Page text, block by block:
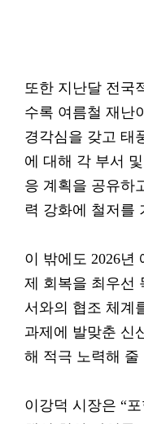
또한 지난달 전국
수록 여름철 재난
경각심을 갖고 태
에 대해 각 부서
응 계획을 공유하
력 강화에 철저를
이 밖에도 2026년
제 회복을 최우선
서와의 협조 체계
과제에 발맞춘 신
해 적극 노력해 줄
이강덕 시장은 “